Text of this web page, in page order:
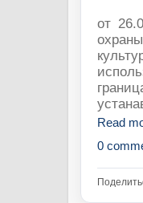
от
Read
0